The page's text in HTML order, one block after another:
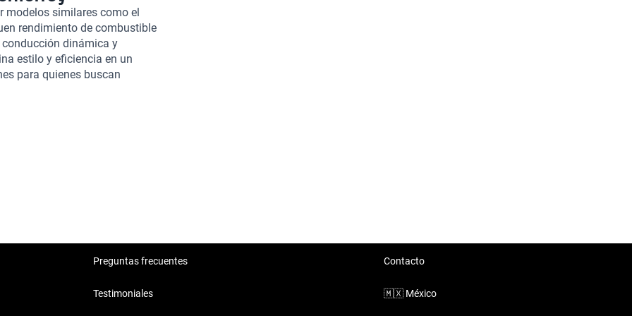
los pasajeros. Además, su
y 9.9 litros cada 100 km, y
para el uso diario en
Civic 2014, son sometidos a
estado mecánico y estético.
que se adaptan a tus
modelos similares como el
rendimiento de combustible
dinámica y
estilo y eficiencia en un
para quienes buscan
hacen destacar en su
Preguntas frecuentes
Testimoniales
Contacto
🇲🇽 México